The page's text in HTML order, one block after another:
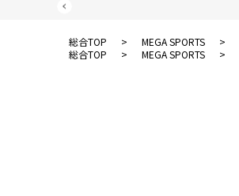
総合TOP > MEGA SPORTS >
総合TOP
> MEGA SPORTS >